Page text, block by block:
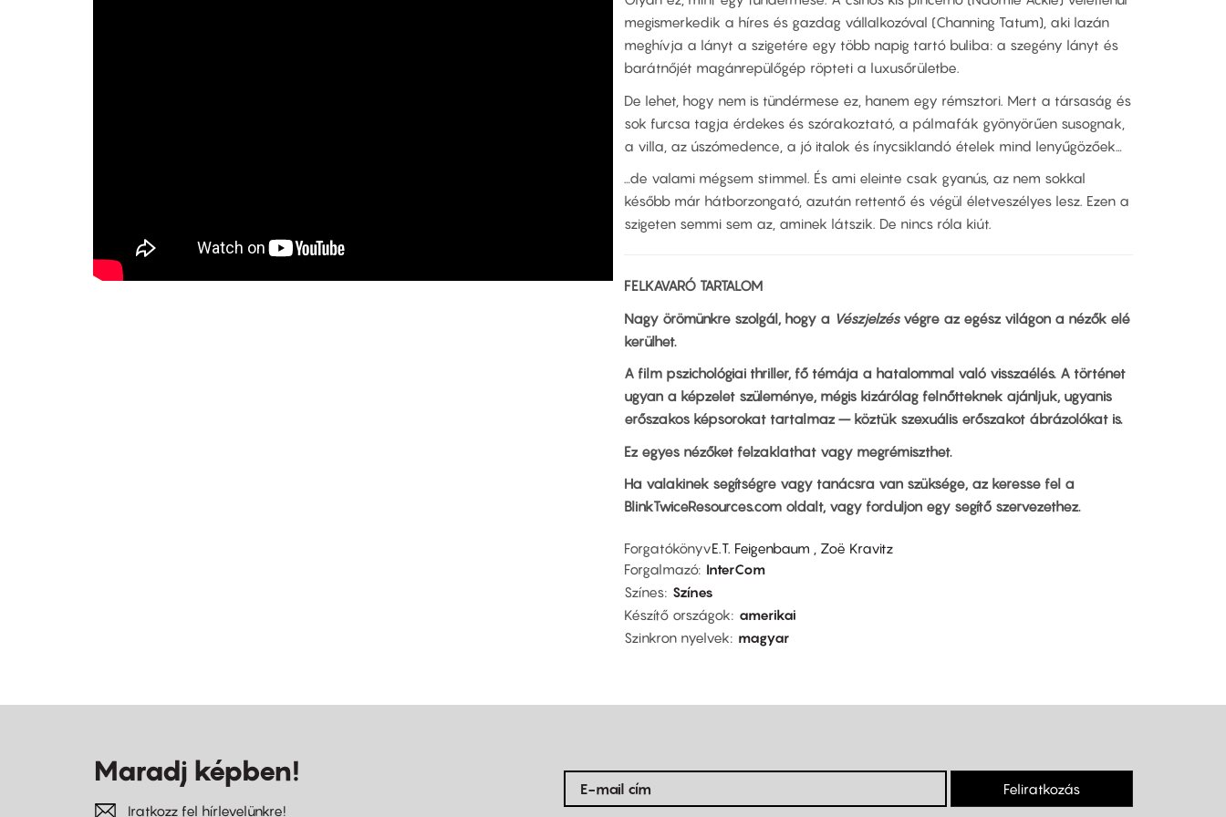
megismerkedik a híres és gazdag vállalkozóval (Channing Tatum), aki lazán
meghívja a lányt a szigetére egy több napig tartó buliba: a szegény lányt és
barátnőjét magánrepülőgép röpteti a luxusőrületbe.
De lehet, hogy nem is tündérmese ez, hanem egy rémsztori. Mert a társaság és
sok furcsa tagja érdekes és szórakoztató, a pálmafák gyönyörűen susognak,
a villa, az úszómedence, a jó italok és ínycsiklandó ételek mind lenyűgözőek…
…de valami mégsem stimmel. És ami eleinte csak gyanús, az nem sokkal
később már hátborzongató, azután rettentő és végül életveszélyes lesz. Ezen a
szigeten semmi sem az, aminek látszik. De nincs róla kiút.
FELKAVARÓ TARTALOM
Nagy örömünkre szolgál, hogy a Vészjelzésvégre az egész világon a nézők elé
kerülhet.
A film pszichológiai thriller, fő témája a hatalommal való visszaélés. A történet
ugyan a képzelet szüleménye, mégis kizárólag felnőtteknek ajánljuk, ugyanis
erőszakos képsorokat tartalmaz – köztük szexuális erőszakot ábrázolókat is.
Ez egyes nézőket felzaklathat vagy megrémiszthet.
Ha valakinek segítségre vagy tanácsra van szüksége, az keresse fel a
BlinkTwiceResources.com oldalt, vagy forduljon egy segítő szervezethez.
ForgatókönyvE.T. Feigenbaum , Zoë Kravitz
Forgalmazó InterCom
Színes Színes
Készítő országok
amerikai
Szinkron nyelvek
magyar
Maradj képben!
Iratkozz fel hírlevelünkre!
Feliratkozás